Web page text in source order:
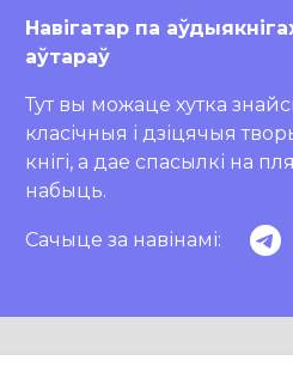
Навігатар па
аўтараў
Тут вы можаце хутка
класічныя і дзіцячыя
кнігі, а дае спасылкі на
набыць.
Сачыце за навінамі: